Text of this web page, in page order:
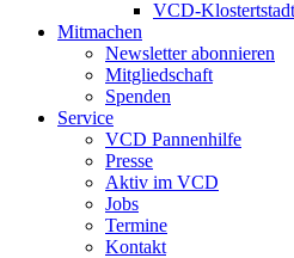
VCD-
Mitmachen
Newsletter abonnieren
Mitgliedschaft
Spenden
Service
VCD Pannenhilfe
Presse
Aktiv im VCD
Jobs
Termine
Kontakt